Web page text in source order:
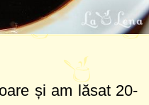
și am lăsat 20-